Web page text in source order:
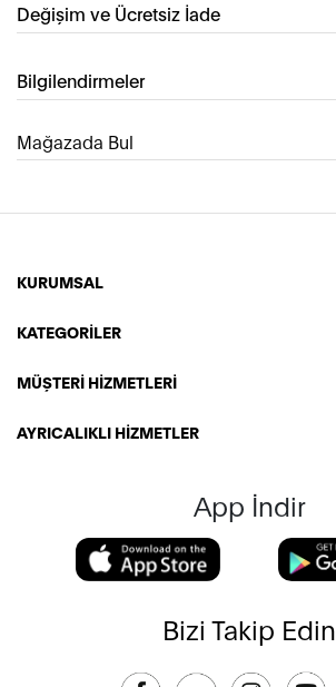
Değişim ve Ücretsiz İade
Bilgilendirmeler
Mağazada Bul
KURUMSAL
KATEGORİLER
MÜŞTERİ HİZMETLERİ
AYRICALIKLI HİZMETLER
App İndir
Bizi Takip Edin